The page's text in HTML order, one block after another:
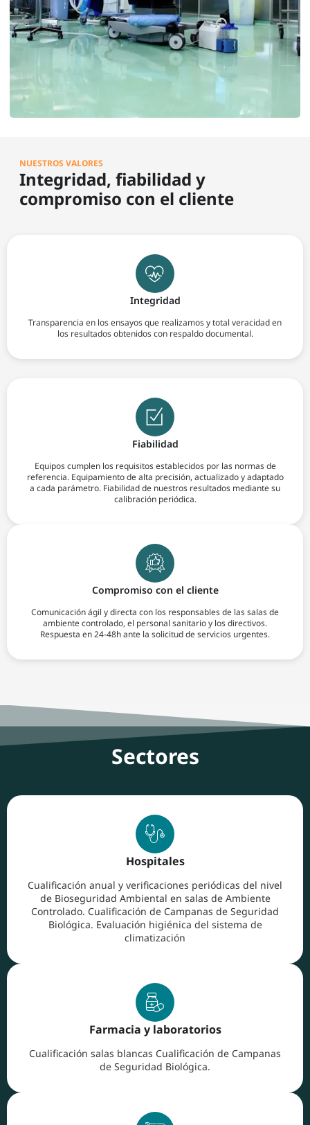
NUESTROS VALORES
Integridad, fiabilidad y
compromiso con el cliente
Integridad
Transparencia en los ensayos que realizamos y total veracidad en
los resultados obtenidos con respaldo documental.
Fiabilidad
Equipos cumplen los requisitos establecidos por las normas de
referencia. Equipamiento de alta precisión, actualizado y adaptado
a cada parámetro. Fiabilidad de nuestros resultados mediante su
calibración periódica.
Compromiso con el cliente
Comunicación ágil y directa con los responsables de las salas de
ambiente controlado, el personal sanitario y los directivos.
Respuesta en 24-48h ante la solicitud de servicios urgentes.
Sectores
Hospitales
Cualificación anual y verificaciones periódicas del nivel
de Bioseguridad Ambiental en salas de Ambiente
Controlado. Cualificación de Campanas de Seguridad
Biológica. Evaluación higiénica del sistema de
climatización
Farmacia y laboratorios
Cualificación salas blancas Cualificación de Campanas
de Seguridad Biológica.